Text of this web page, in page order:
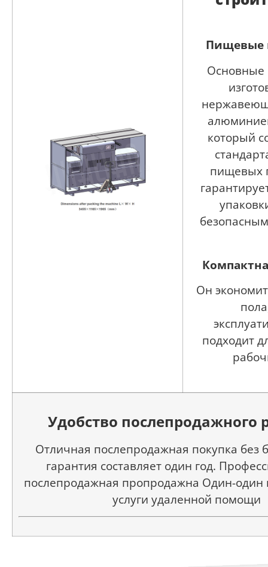
Пищевые
Основные
который
пищевых
Он
подходит
Удобство послепродажного
Отличная послепродажная покупка без
гарантия составляет один год.
послепродажная пропродажна Один-один
услуги удаленной помощи